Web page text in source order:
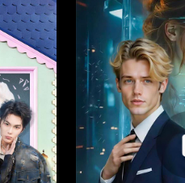
etti.
bir
bağlamamıştı
hiç
çoğunlukla
nadiren
görüştüklerinde
kaçınıyordu.
sonra
ölçülemeyecek
bulacağını